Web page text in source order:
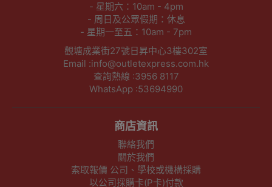
- 星期六：10am - 4pm
- 周日及公眾假期：休息
- 星期一至五：10am - 7pm
觀塘成業街27號日昇中心3樓302室
Email :info@outletexpress.com.hk
查詢熱線 :3956 8117
WhatsApp :53694990
商店資訊
聯絡我們
關於我們
索取報價 公司、學校或機構採購
以公司採購卡(P卡)付款